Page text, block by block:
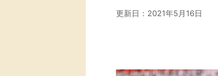
更新日： 2021年5月16日